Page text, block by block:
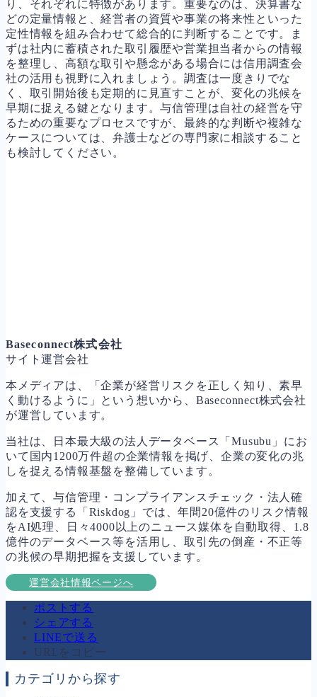
り、それぞれに特徴があります。重要なのは、決算書な
どの定量情報と、経営者の資質や事業の将来性といった
定性情報を組み合わせて総合的に判断することです。ま
ずは社内に蓄積された取引履歴や営業担当者からの情報
を整理し、高額な取引や懸念がある場合には信用調査会
社の活用も視野に入れましょう。調査は一度きりでな
く、取引開始後も定期的に見直すことが、変化の兆候を
早期に捉える鍵となります。与信管理は自社の経営を守
るための重要なプロセスですが、最終的な判断や複雑な
ケースについては、弁護士などの専門家に相談すること
も検討してください。
Baseconnect株式会社
サイト運営会社
本メディアは、「企業が経営リスクを正しく知り、素早
く動けるように」という想いから、Baseconnect株式会社
が運営しています。
当社は、日本最大級の法人データベース「Musubu」にお
いて国内1200万件超の企業情報を掲げ、企業の変化の兆
しを捉える情報基盤を整備しています。
加えて、与信管理・コンプライアンスチェック・法人確
認を支援する「Riskdog」では、年間20億件のリスク情報
をAI処理、日々4000以上のニュース媒体を自動取得、1.8
億件のデータベース等を活用し、取引先の倒産・不正等
の兆候の早期把握を支援しています。
運営会社情報ページへ
ポストする
シェアする
LINEで送る
URLをコピー
カテゴリから探す